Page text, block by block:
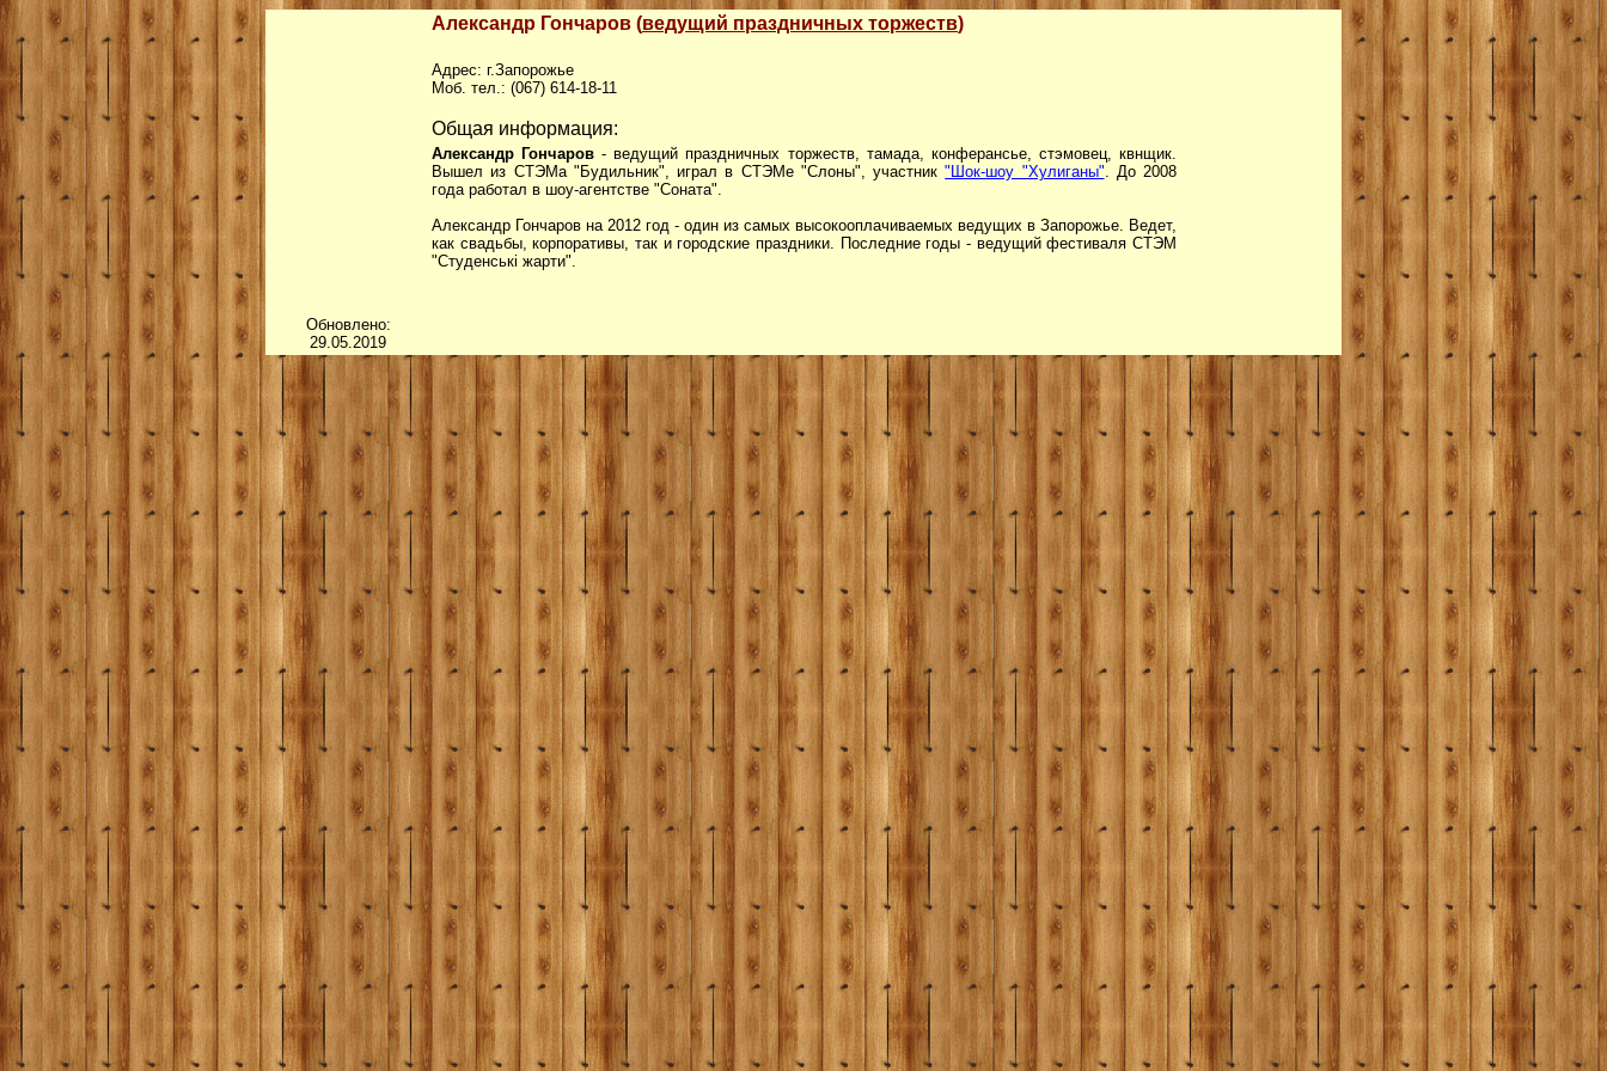
Александр Гончаров (ведущий праздничных торжеств)
Адрес: г.Запорожье
Моб. тел.: (067) 614-18-11
Общая информация:
Александр Гончаров - ведущий праздничных торжеств, тамада, конферансье, стэмовец, квнщик.
Вышел из СТЭМа "Будильник", играл в СТЭМе "Слоны", участник"Шок-шоу "Хулиганы". До 2008
года работал в шоу-агентстве "Соната".
Александр Гончаров на 2012 год - один из самых высокооплачиваемых ведущих в Запорожье. Ведет,
как свадьбы, корпоративы, так и городские праздники. Последние годы - ведущий фестиваля СТЭМ
"Студенські жарти".
Обновлено:
29.05.2019